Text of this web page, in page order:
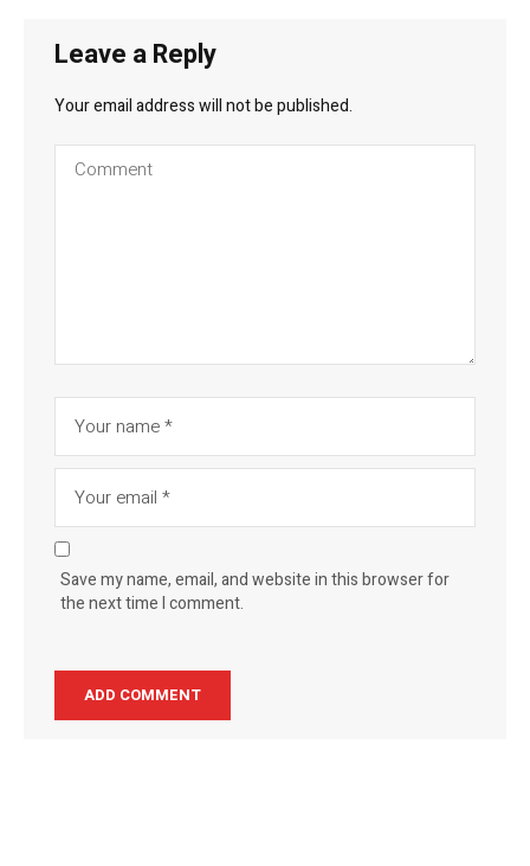
Leave a Reply
Your email address will not be published.
Save my name, email, and website in this browser for
the next time I comment.